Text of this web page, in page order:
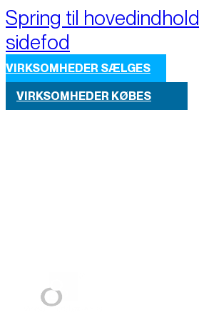
Spring til hovedindhold
sidefod
VIRKSOMHEDER SÆLGES
VIRKSOMHEDER KØBES